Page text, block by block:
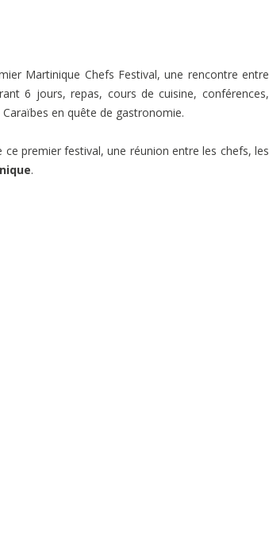
Martinique Chefs Festival, une rencontre entre
6 jours, repas, cours de cuisine, conférences,
en quête de gastronomie.
premier festival, une réunion entre les chefs, les
.